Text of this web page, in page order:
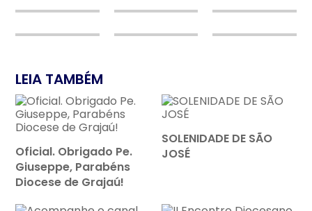
LEIA TAMBÉM
Oficial. Obrigado Pe.
Giuseppe, Parabéns
Diocese de Grajaú!
SOLENIDADE DE SÃO
JOSÉ